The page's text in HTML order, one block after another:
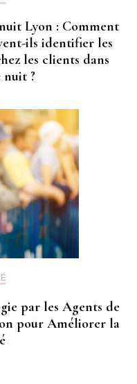
Lyon : Comment
ils identifier les
les clients dans
nuit ?
par les Agents de
pour Améliorer la